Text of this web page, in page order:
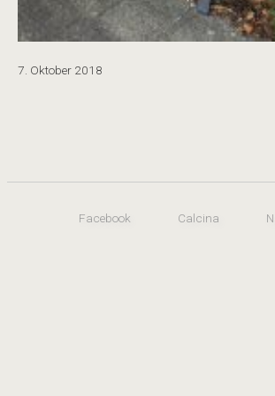
7. Oktober 2018
Facebook Calcina